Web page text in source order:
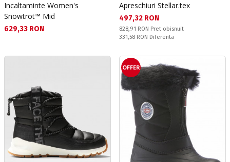
Incaltaminte Women's
Snowtrot™ Mid
Текуща цена:
629,33 RON
Apreschiuri Stellar.tex
Текуща цена:
497,32 RON
Pret obisnuit:
828,91 RON Pret obisnuit
Спестявате:
331,58 RON Diferenta
OFFER